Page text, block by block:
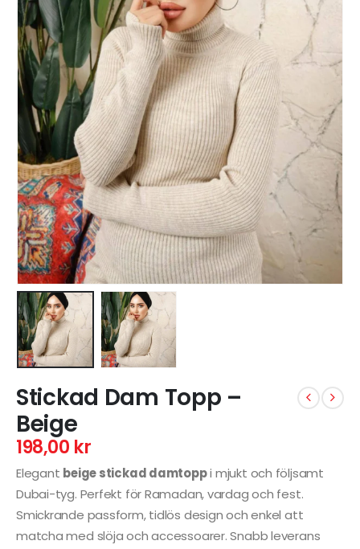
Stickad Dam Topp –
Beige
198,00 kr
Elegant beige stickad damtoppi mjukt och följsamt
Dubai-tyg. Perfekt för Ramadan, vardag och fest.
Smickrande passform, tidlös design och enkel att
matcha med slöja och accessoarer. Snabb leverans